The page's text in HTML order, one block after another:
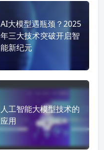
AI大模型遇瓶颈？2025
年三大技术突破开启智
能新纪元
人工智能大模型技术的
应用